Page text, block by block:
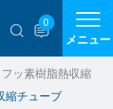
メニュー
0
フッ素樹脂熱収縮
縮チューブ